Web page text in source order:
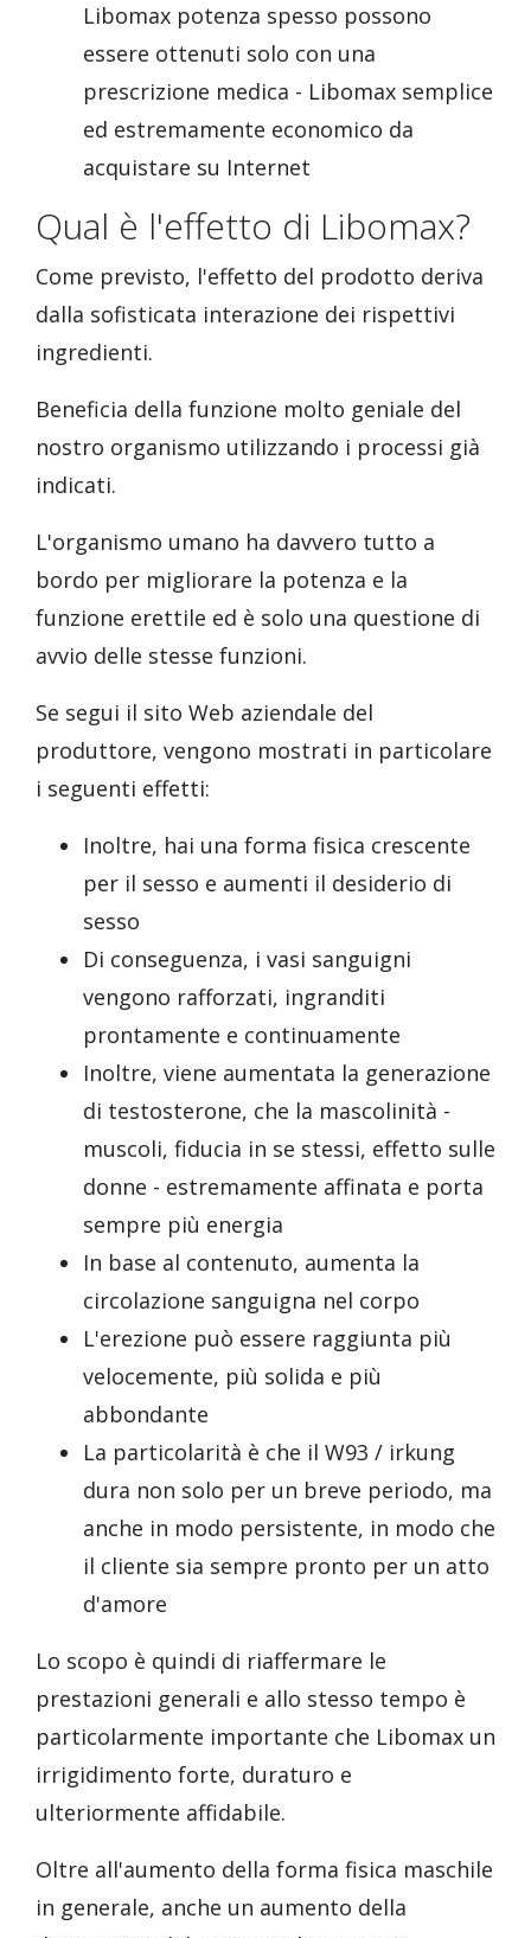
Libomax potenza spesso possono
essere ottenuti solo con una
prescrizione medica - Libomax semplice
ed estremamente economico da
acquistare su Internet
Qual è l'effetto di Libomax?
Come previsto, l'effetto del prodotto deriva
dalla sofisticata interazione dei rispettivi
ingredienti.
Beneficia della funzione molto geniale del
nostro organismo utilizzando i processi già
indicati.
L'organismo umano ha davvero tutto a
bordo per migliorare la potenza e la
funzione erettile ed è solo una questione di
avvio delle stesse funzioni.
Se segui il sito Web aziendale del
produttore, vengono mostrati in particolare
i seguenti effetti:
Inoltre, hai una forma fisica crescente
per il sesso e aumenti il desiderio di
sesso
Di conseguenza, i vasi sanguigni
vengono rafforzati, ingranditi
prontamente e continuamente
Inoltre, viene aumentata la generazione
di testosterone, che la mascolinità -
muscoli, fiducia in se stessi, effetto sulle
donne - estremamente affinata e porta
sempre più energia
In base al contenuto, aumenta la
circolazione sanguigna nel corpo
L'erezione può essere raggiunta più
velocemente, più solida e più
abbondante
La particolarità è che il W93 / irkung
dura non solo per un breve periodo, ma
anche in modo persistente, in modo che
il cliente sia sempre pronto per un atto
d'amore
Lo scopo è quindi di riaffermare le
prestazioni generali e allo stesso tempo è
particolarmente importante che Libomax un
irrigidimento forte, duraturo e
ulteriormente affidabile.
Oltre all'aumento della forma fisica maschile
in generale, anche un aumento della